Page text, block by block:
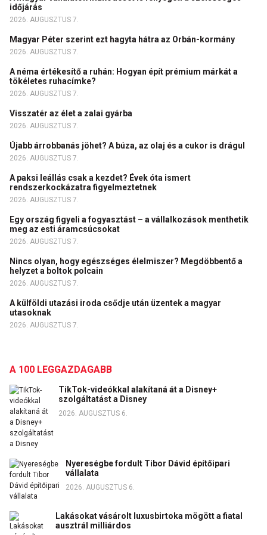
időjárás
2026. AUGUSZTUS 7.
Magyar Péter szerint ezt hagyta hátra az Orbán-kormány
2026. AUGUSZTUS 7.
A néma értékesítő a ruhán: Hogyan épít prémium márkát a
tökéletes ruhacímke?
2026. AUGUSZTUS 7.
Visszatér az élet a zalai gyárba
2026. AUGUSZTUS 7.
Újabb árrobbanás jöhet? A búza, az olaj és a cukor is drágul
2026. AUGUSZTUS 7.
A paksi leállás csak a kezdet? Évek óta ismert
rendszerkockázatra figyelmeztetnek
2026. AUGUSZTUS 7.
Egy ország figyeli a fogyasztást – a vállalkozások menthetik
meg az esti áramcsúcsokat
2026. AUGUSZTUS 7.
Nincs olyan, hogy egészséges élelmiszer? Megdöbbentő a
helyzet a boltok polcain
2026. AUGUSZTUS 7.
A külföldi utazási iroda csődje után üzentek a magyar
utasoknak
2026. AUGUSZTUS 7.
A 100 LEGGAZDAGABB
TikTok-videókkal alakítaná át a Disney+
szolgáltatást a Disney
2026. AUGUSZTUS 6.
Nyereségbe fordult Tibor Dávid építőipari
vállalata
2026. AUGUSZTUS 6.
Lakásokat vásárolt luxusbirtoka mögött a fiatal
ausztrál milliárdos